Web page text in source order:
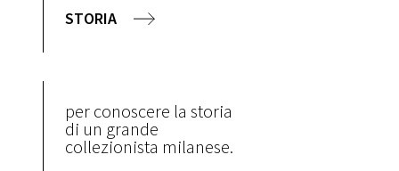
STORIA
per conoscere la storia
di un grande
collezionista milanese.